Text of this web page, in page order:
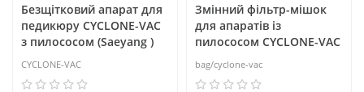
Безщітковий апарат для
педикюру CYCLONE-VAC
з пилососом (Saeyang )
CYCLONE-VAC
Змінний фільтр-мішок
для апаратів із
пилососом CYCLONE-VAC
bag/cyclone-vac